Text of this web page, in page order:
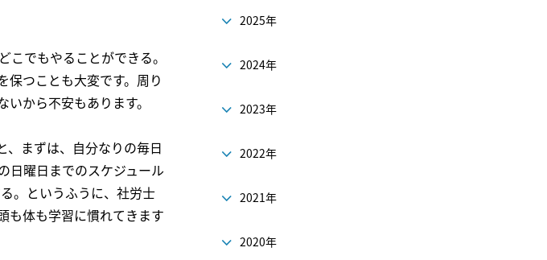
でもやることができる。
保つことも大変です。周り
から不安もあります。
、まずは、自分なりの毎日
日曜日までのスケジュール
。というふうに、社労士
も体も学習に慣れてきます
2025年
2024年
2023年
2022年
2021年
2020年